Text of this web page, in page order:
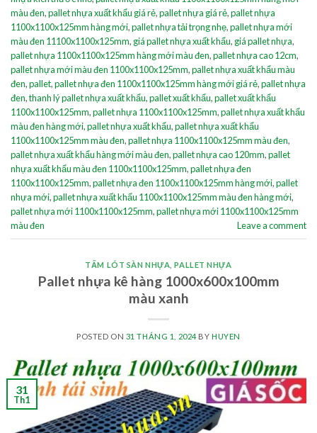
màu đen,pallet nhựa xuất khẩu giá rẻ,pallet nhựa giá rẻ,pallet nhựa
1100x1100x125mm hàng mới,pallet nhựa tải trọng nhẹ,pallet nhựa mới
màu đen 11100x1100x125mm, giá pallet nhựa xuất khẩu, giá pallet nhựa,
pallet nhựa 1100x1100x125mm hàng mới màu đen,pallet nhựa cao 12cm,
pallet nhựa mới màu đen 1100x1100x125mm,pallet nhựa xuất khẩu màu
đen,pallet,pallet nhựa đen 1100x1100x125mm hàng mới giá rẻ,pallet nhựa
đen,thanh lý pallet nhựa xuất khẩu,pallet xuất khẩu,pallet xuất khẩu
1100x1100x125mm,pallet nhựa 1100x1100x125mm,pallet nhựa xuất khẩu
màu đen hàng mới,pallet nhựa xuất khẩu,pallet nhựa xuất khẩu
1100x1100x125mm màu đen,pallet nhựa 1100x1100x125mm màu đen,
pallet nhựa xuất khẩu hàng mới màu đen,pallet nhựa cao 120mm,pallet
nhựa xuất khẩu màu đen 1100x1100x125mm,pallet nhựa đen
1100x1100x125mm,pallet nhựa đen 1100x1100x125mm hàng mới,pallet
nhựa mới,pallet nhựa xuất khẩu 1100x1100x125mm màu đen hàng mới,
pallet nhựa mới 1100x1100x125mm,pallet nhựa mới 1100x1100x125mm
màu đen
Leave a comment
TẤM LÓT SÀN NHỰA ,PALLET NHỰA
Pallet nhựa kê hàng 1000x600x100mm
màu xanh
POSTED ON 31 THÁNG 1, 2024BY HUYEN
31
Th1